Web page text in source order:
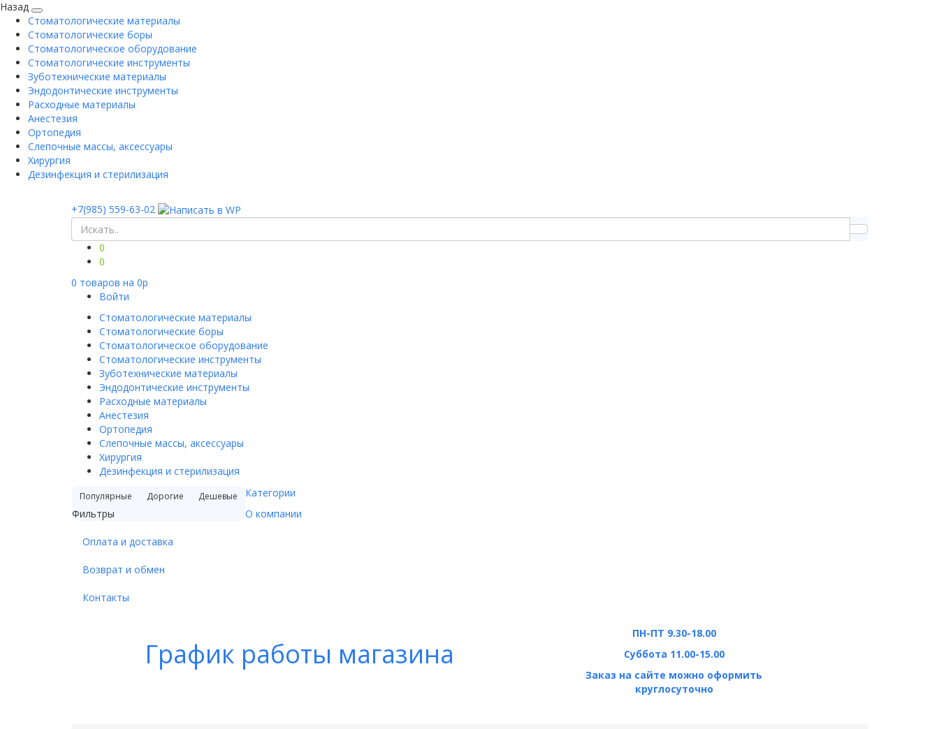
Назад
Стоматологические материалы
Стоматологические боры
Стоматологическое оборудование
Стоматологические инструменты
Зуботехнические материалы
Эндодонтические инструменты
Расходные материалы
Анестезия
Ортопедия
Слепочные массы, аксессуары
Хирургия
Дезинфекция и стерилизация
+7(985) 559-63-02
0
0
0 товаров на 0p
Войти
Стоматологические материалы
Стоматологические боры
Стоматологическое оборудование
Стоматологические инструменты
Зуботехнические материалы
Эндодонтические инструменты
Расходные материалы
Анестезия
Ортопедия
Слепочные массы, аксессуары
Хирургия
Дезинфекция и стерилизация
Популярные Дорогие Дешевые
Фильтры
Категории
О компании
Оплата и доставка
Возврат и обмен
Контакты
График работы магазина
ПН-ПТ 9.30-18.00
Суббота 11.00-15.00
Заказ на сайте можно оформить
круглосуточно